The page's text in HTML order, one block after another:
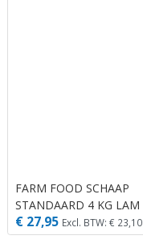
FARM FOOD SCHAAP
STANDAARD 4 KG LAM
€ 27,95 Excl. BTW: € 23,10